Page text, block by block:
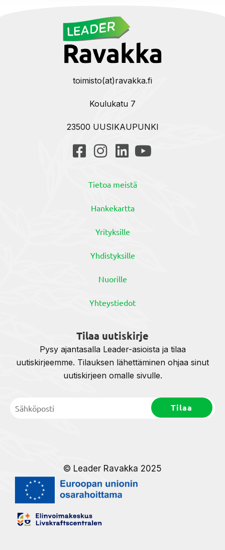
toimisto(at)ravakka.fi
Koulukatu 7
23500 UUSIKAUPUNKI
Tietoa meistä
Hankekartta
Yrityksille
Yhdistyksille
Nuorille
Yhteystiedot
Tilaa uutiskirje
Pysy ajantasalla Leader-asioista ja tilaa
uutiskirjeemme. Tilauksen lähettäminen ohjaa sinut
uutiskirjeen omalle sivulle.
© Leader Ravakka 2025